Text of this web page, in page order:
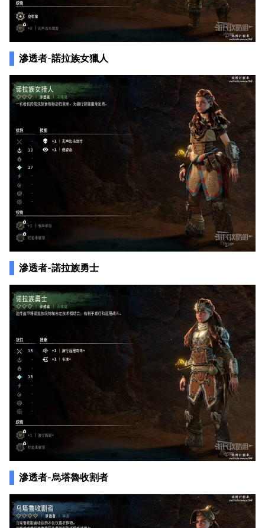
滲透者-諾拉族女獵人
滲透者-諾拉族勇士
滲透者-烏塔魯收割者